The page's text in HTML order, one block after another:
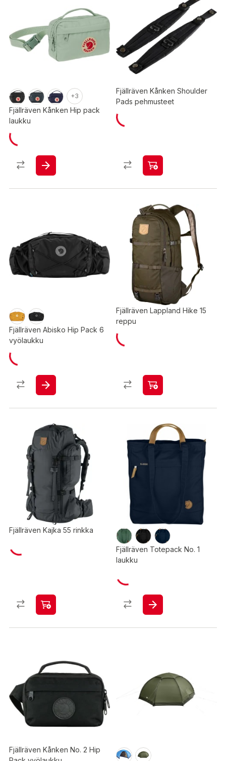
+3
Fjällräven Kånken Hip pack
laukku
Fjällräven Kånken Shoulder
Pads pehmusteet
Fjällräven Abisko Hip Pack 6
vyölaukku
Fjällräven Lappland Hike 15
reppu
Fjällräven Kajka 55 rinkka
Fjällräven Totepack No. 1
laukku
Fjällräven Kånken No. 2 Hip